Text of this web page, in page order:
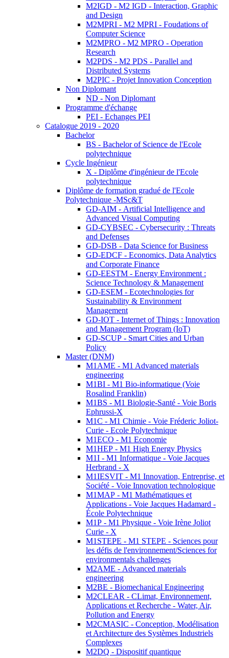
M2IGD - M2 IGD - Interaction, Graphic
and Design
M2MPRI - M2 MPRI - Foudations of
Computer Science
M2MPRO - M2 MPRO - Operation
Research
M2PDS - M2 PDS - Parallel and
Distributed Systems
M2PIC - Projet Innovation Conception
Non Diplomant
ND - Non Diplomant
Programme d'échange
PEI - Echanges PEI
Catalogue 2019 - 2020
Bachelor
BS - Bachelor of Science de l'Ecole
polytechnique
Cycle Ingénieur
X - Diplôme d'ingénieur de l'Ecole
polytechnique
Diplôme de formation gradué de l'Ecole
Polytechnique -MSc&T
GD-AIM - Artificial Intelligence and
Advanced Visual Computing
GD-CYBSEC - Cybersecurity : Threats
and Defenses
GD-DSB - Data Science for Business
GD-EDCF - Economics, Data Analytics
and Corporate Finance
GD-EESTM - Energy Environment :
Science Technology & Management
GD-ESEM - Ecotechnologies for
Sustainability & Environment
Management
GD-IOT - Internet of Things : Innovation
and Management Program (IoT)
GD-SCUP - Smart Cities and Urban
Policy
Master (DNM)
M1AME - M1 Advanced materials
engineering
M1BI - M1 Bio-informatique (Voie
Rosalind Franklin)
M1BS - M1 Biologie-Santé - Voie Boris
Ephrussi-X
M1C - M1 Chimie - Voie Fréderic Joliot-
Curie - Ecole Polytechnique
M1ECO - M1 Economie
M1HEP - M1 High Energy Physics
M1I - M1 Informatique - Voie Jacques
Herbrand - X
M1IESVIT - M1 Innovation, Entreprise, et
Société - Voie Innovation technologique
M1MAP - M1 Mathématiques et
Applications - Voie Jacques Hadamard -
École Polytechnique
M1P - M1 Physique - Voie Irène Joliot
Curie - X
M1STEPE - M1 STEPE - Sciences pour
les défis de l'environnement/Sciences for
environmentals challenges
M2AME - Advanced materials
engineering
M2BE - Biomechanical Engineering
M2CLEAR - CLimat, Environnement,
Applications et Recherche - Water, Air,
Pollution and Energy
M2CMASIC - Conception, Modélisation
et Architecture des Systèmes Industriels
Complexes
M2DQ - Dispositif quantique